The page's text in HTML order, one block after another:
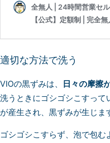
適切な方法で洗う
VIOの黒ずみは、 日々の摩擦
洗うときにゴシゴシこすっ
が産生され、黒ずみが生じま
ゴシゴシこすらず、泡で包